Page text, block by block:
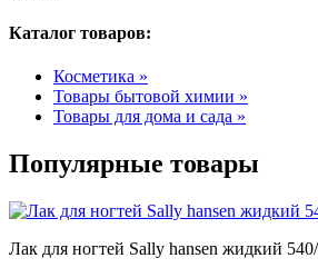
Каталог товаров:
Косметика »
Товары бытовой химии »
Товары для дома и сада »
Популярные товары
Лак для ногтей Sally hansen жидкий